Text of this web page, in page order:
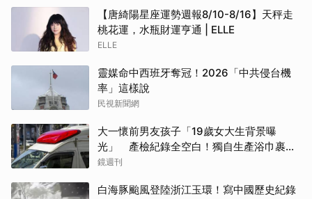
【唐綺陽星座運勢週報8/10-8/16】天秤走
桃花運，水瓶財運亨通 | ELLE
ELLE
靈媒命中西班牙奪冠！2026「中共侵台機
率」這樣說
民視新聞網
大一懷前男友孩子「19歲女大生背景曝
光」 產檢紀錄全空白！獨自生產浴巾裹嬰
屍藏家5天
鏡週刊
白海豚颱風登陸浙江玉環！寫中國歷史紀錄